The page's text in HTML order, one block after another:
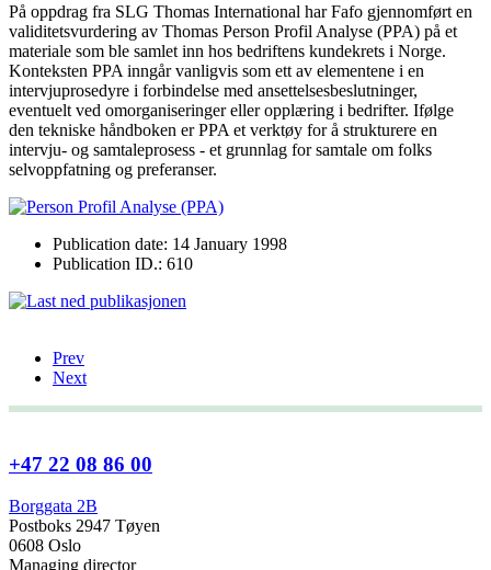
På oppdrag fra SLG Thomas International har Fafo gjennomført en
validitetsvurdering av Thomas Person Profil Analyse (PPA) på et
materiale som ble samlet inn hos bedriftens kundekrets i Norge.
Konteksten PPA inngår vanligvis som ett av elementene i en
intervjuprosedyre i forbindelse med ansettelsesbeslutninger,
eventuelt ved omorganiseringer eller opplæring i bedrifter. Ifølge
den tekniske håndboken er PPA et verktøy for å strukturere en
intervju- og samtaleprosess - et grunnlag for samtale om folks
selvoppfatning og preferanser.
Publication date: 14 January 1998
Publication ID.: 610
Prev
Next
+47 22 08 86 00
Borggata 2B
Postboks 2947 Tøyen
0608 Oslo
Managing director